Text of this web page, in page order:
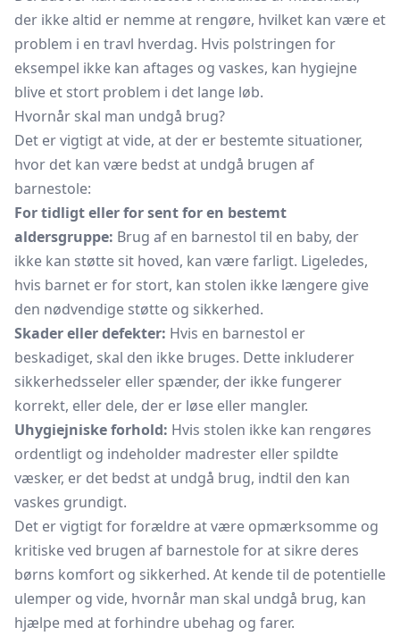
der ikke altid er nemme at rengøre, hvilket kan være et
problem i en travl hverdag. Hvis polstringen for
eksempel ikke kan aftages og vaskes, kan hygiejne
blive et stort problem i det lange løb.
Hvornår skal man undgå brug?
Det er vigtigt at vide, at der er bestemte situationer,
hvor det kan være bedst at undgå brugen af
barnestole:
For tidligt eller for sent for en bestemt
aldersgruppe: Brug af en barnestol til en baby, der
ikke kan støtte sit hoved, kan være farligt. Ligeledes,
hvis barnet er for stort, kan stolen ikke længere give
den nødvendige støtte og sikkerhed.
Skader eller defekter: Hvis en barnestol er
beskadiget, skal den ikke bruges. Dette inkluderer
sikkerhedsseler eller spænder, der ikke fungerer
korrekt, eller dele, der er løse eller mangler.
Uhygiejniske forhold: Hvis stolen ikke kan rengøres
ordentligt og indeholder madrester eller spildte
væsker, er det bedst at undgå brug, indtil den kan
vaskes grundigt.
Det er vigtigt for forældre at være opmærksomme og
kritiske ved brugen af barnestole for at sikre deres
børns komfort og sikkerhed. At kende til de potentielle
ulemper og vide, hvornår man skal undgå brug, kan
hjælpe med at forhindre ubehag og farer.